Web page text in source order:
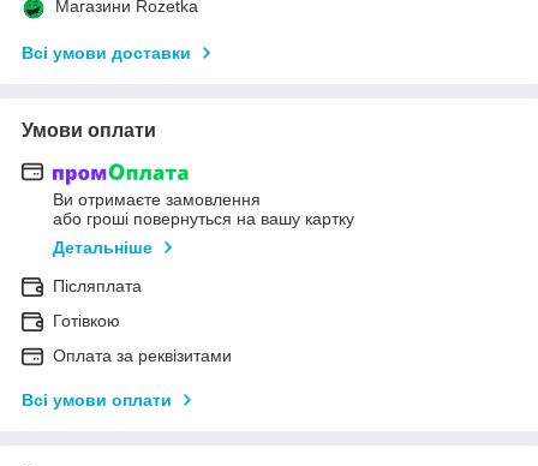
Магазини Rozetka
Всі умови доставки
Умови оплати
Ви отримаєте замовлення
або гроші повернуться на вашу картку
Детальніше
Післяплата
Готівкою
Оплата за реквізитами
Всі умови оплати